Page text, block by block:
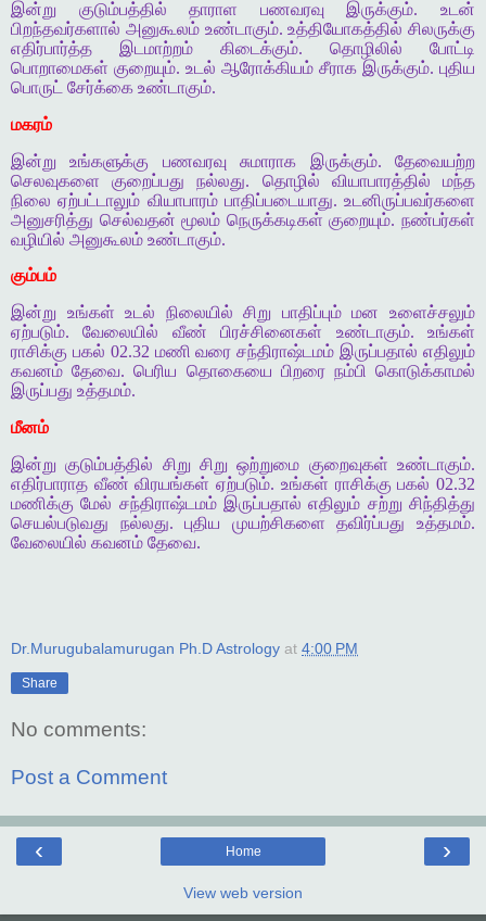
இன்று குடும்பத்தில் தாராள பணவரவு இருக்கும். உடன்
பிறந்தவர்களால் அனுகூலம் உண்டாகும். உத்தியோகத்தில் சிலருக்கு
எதிர்பார்த்த இடமாற்றம் கிடைக்கும். தொழிலில் போட்டி
பொறாமைகள் குறையும். உடல் ஆரோக்கியம் சீராக இருக்கும். புதிய
பொருட் சேர்க்கை உண்டாகும்.
மகரம்
இன்று உங்களுக்கு பணவரவு சுமாராக இருக்கும். தேவையற்ற
செலவுகளை குறைப்பது நல்லது. தொழில் வியாபாரத்தில் மந்த
நிலை ஏற்பட்டாலும் வியாபாரம் பாதிப்படையாது. உடனிருப்பவர்களை
அனுசரித்து செல்வதன் மூலம் நெருக்கடிகள் குறையும். நண்பர்கள்
வழியில் அனுகூலம் உண்டாகும்.
கும்பம்
இன்று உங்கள் உடல் நிலையில் சிறு பாதிப்பும் மன உளைச்சலும்
ஏற்படும். வேலையில் வீண் பிரச்சினைகள் உண்டாகும். உங்கள்
ராசிக்கு பகல் 02.32 மணி வரை சந்திராஷ்டமம் இருப்பதால் எதிலும்
கவனம் தேவை. பெரிய தொகையை பிறரை நம்பி கொடுக்காமல்
இருப்பது உத்தமம்.
மீனம்
இன்று குடும்பத்தில் சிறு சிறு ஒற்றுமை குறைவுகள் உண்டாகும்.
எதிர்பாராத வீண் விரயங்கள் ஏற்படும். உங்கள் ராசிக்கு பகல் 02.32
மணிக்கு மேல் சந்திராஷ்டமம் இருப்பதால் எதிலும் சற்று சிந்தித்து
செயல்படுவது நல்லது. புதிய முயற்சிகளை தவிர்ப்பது உத்தமம்.
வேலையில் கவனம் தேவை.
Dr.Murugubalamurugan Ph.D Astrology at 4:00 PM
Share
No comments:
Post a Comment
‹ ›
Home
View web version